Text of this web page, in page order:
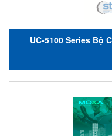
UC-5100 Series Bộ
Cortex-A8 1 GHz